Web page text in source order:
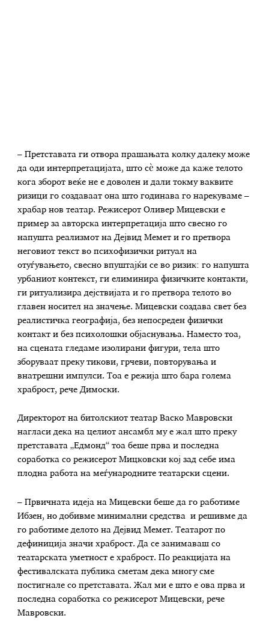
– Претставата ги отвора прашањата колку далеку може
да оди интерпретацијата, што сè може да каже телото
кога зборот веќе не е доволен и дали токму ваквите
ризици го создаваат она што годинава го нарекуваме –
храбар нов театар. Режисерот Оливер Мицевски е
пример за авторска интерпретација што свесно го
напушта реализмот на Дејвид Мемет и го претвора
неговиот текст во психофизички ритуал на
отуѓувањето, свесно впуштајќи се во ризик: го напушта
урбаниот контекст, ги елиминира физичките контакти,
ги ритуализира дејствијата и го претвора телото во
главен носител на значење. Мицевски создава свет без
реалистичка географија, без непосреден физички
контакт и без психолошки објаснувања. Наместо тоа,
на сцената гледаме изолирани фигури, тела што
зборуваат преку тикови, грчеви, повторувања и
внатрешни импулси. Тоа е режија што бара голема
храброст, рече Димоски.
Директорот на битолскиот театар Васко Мавровски
нагласи дека на целиот ансамбл му е жал што преку
претставата „Едмонд“ тоа беше прва и последна
соработка со режисерот Мицковски кој зад себе има
плодна работа на меѓународните театарски сцени.
– Првичната идеја на Мицевски беше да го работиме
Ибзен, но добивме минимални средства и решивме да
го работиме делото на Дејвид Мемет. Театарот по
дефиниција значи храброст. Да се занимаваш со
театарската уметност е храброст. По реакцијата на
фестивалската публика сметам дека многу сме
постигнале со претставата. Жал ми е што е ова прва и
последна соработка со режисерот Мицевски, рече
Мавровски.